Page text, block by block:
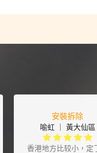
安裝拆除
喻虹 ｜ 黃大仙區
香港地方比较小，定